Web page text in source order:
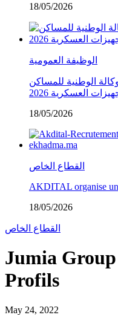
18/05/2026
الوظيفة العمومية
بالوكالة الوطنية للمساكن
العسكرية 2026
18/05/2026
القطاع الخاص
AKDITAL organise
18/05/2026
القطاع الخاص
Jumia
Profils
May 24, 2022